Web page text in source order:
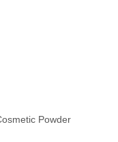
Powder